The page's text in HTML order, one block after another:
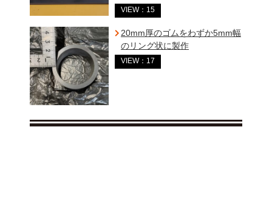
VIEW：15
20mm厚のゴムをわずか5mm幅
のリング状に製作
VIEW：17